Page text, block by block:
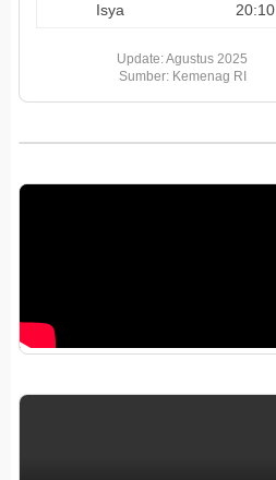
Isya
20:10
Update: Agustus 2025
Sumber: Kemenag RI